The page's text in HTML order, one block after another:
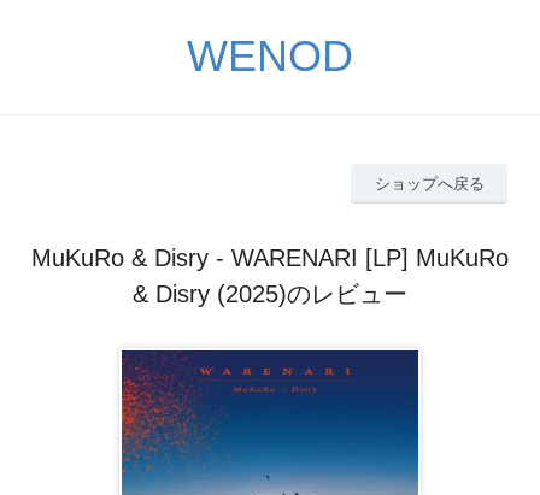
WENOD
ショップへ戻る
MuKuRo & Disry - WARENARI [LP] MuKuRo
& Disry (2025)のレビュー